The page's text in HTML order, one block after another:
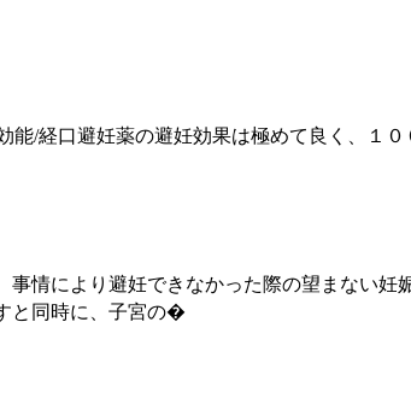
能/経口避妊薬の避妊効果は極めて良く、１
情により避妊できなかった際の望まない妊
と同時に、子宮の�